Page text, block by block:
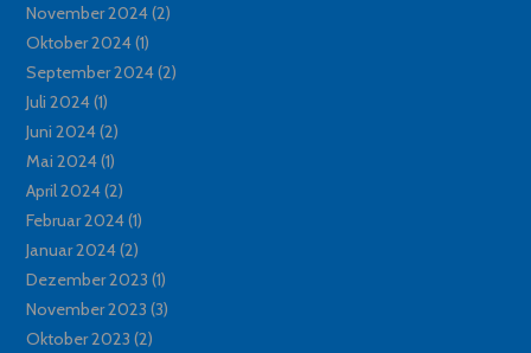
November 2024(2)
Oktober 2024(1)
September 2024(2)
Juli 2024(1)
Juni 2024(2)
Mai 2024(1)
April 2024(2)
Februar 2024(1)
Januar 2024(2)
Dezember 2023 (1)
November 2023 (3)
Oktober 2023 (2)